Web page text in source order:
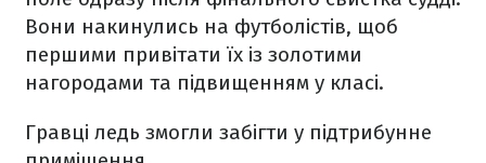
Вони накинулись на футболістів, щоб
першими привітати їх із золотими
нагородами та підвищенням у класі.
Гравці ледь змогли забігти у підтрибунне